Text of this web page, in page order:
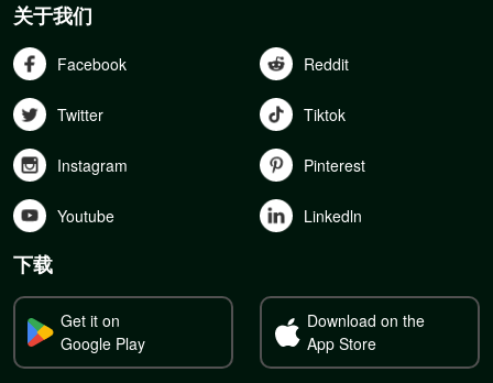
关于我们
Facebook Reddit
Twitter Tiktok
Instagram Pinterest
Youtube Linkedln
下载
Get it on
Google Play
Download on the
App Store